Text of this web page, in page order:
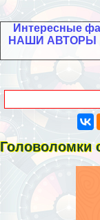
Интересные
НАШИ АВТОРЫ
Головоломки